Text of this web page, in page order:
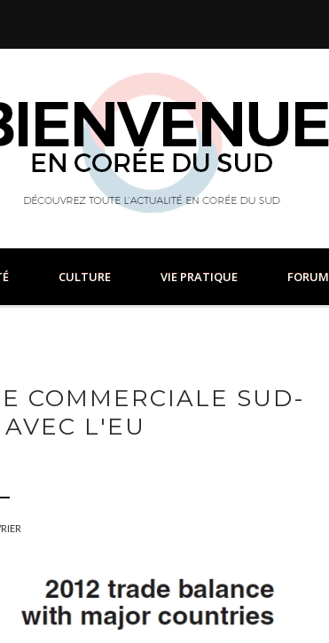
CULTURE VIE PRATIQUE FORUM
COMMERCIALE SUD-
L'EU